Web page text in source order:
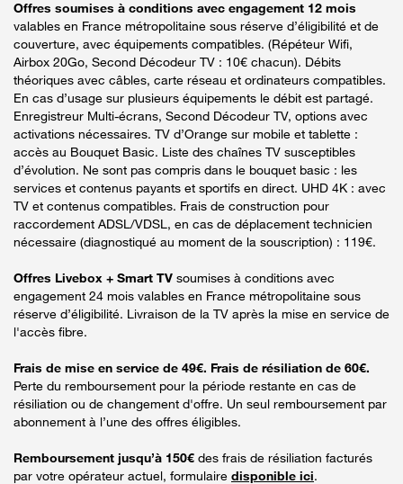
Offres soumises à conditions avec engagement 12 mois
valables en France métropolitaine sous réserve d’éligibilité et de
couverture, avec équipements compatibles. (Répéteur Wifi,
Airbox 20Go, Second Décodeur TV : 10€ chacun). Débits
théoriques avec câbles, carte réseau et ordinateurs compatibles.
En cas d’usage sur plusieurs équipements le débit est partagé.
Enregistreur Multi-écrans, Second Décodeur TV, options avec
activations nécessaires. TV d’Orange sur mobile et tablette :
accès au Bouquet Basic. Liste des chaînes TV susceptibles
d’évolution. Ne sont pas compris dans le bouquet basic : les
services et contenus payants et sportifs en direct. UHD 4K : avec
TV et contenus compatibles. Frais de construction pour
raccordement ADSL/VDSL, en cas de déplacement technicien
nécessaire (diagnostiqué au moment de la souscription) : 119€.
Offres Livebox + Smart TV soumises à conditions avec
engagement 24 mois valables en France métropolitaine sous
réserve d’éligibilité. Livraison de la TV après la mise en service de
l'accès fibre.
Frais de mise en service de 49€. Frais de résiliation de 60€.
Perte du remboursement pour la période restante en cas de
résiliation ou de changement d'offre. Un seul remboursement par
abonnement à l’une des offres éligibles.
Remboursement jusqu’à 150€ des frais de résiliation facturés
par votre opérateur actuel, formulaire disponible ici.